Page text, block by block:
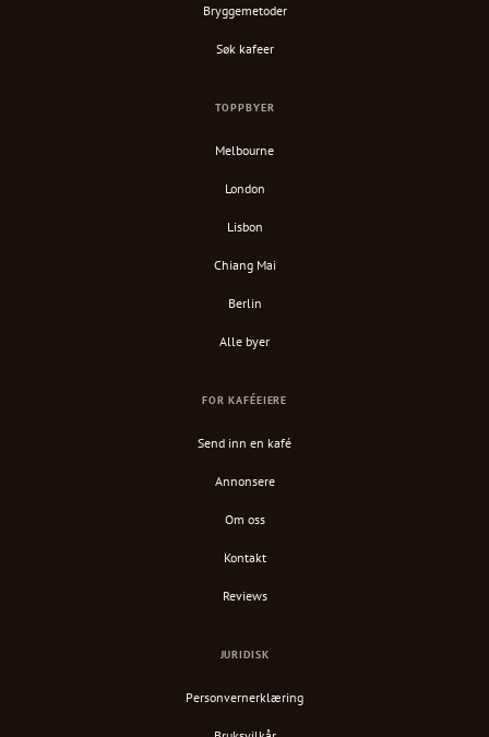
Bryggemetoder
Søk kafeer
TOPPBYER
Melbourne
London
Lisbon
Chiang Mai
Berlin
Alle byer
FOR KAFÉEIERE
Send inn en kafé
Annonsere
Om oss
Kontakt
Reviews
JURIDISK
Personvernerklæring